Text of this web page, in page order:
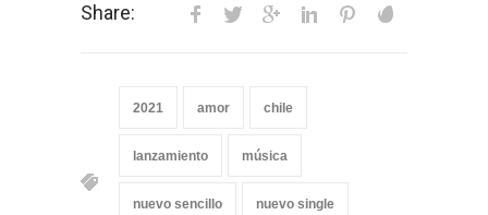
Share:
2021 amor chile
lanzamiento música
nuevo sencillo nuevo single